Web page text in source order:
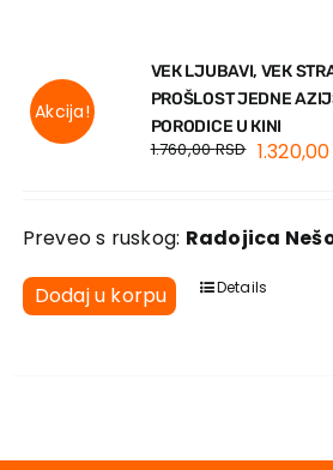
Akcija!
VEК LJUBAVI, VEК
PROŠLOST JEDNE
PORODICE U КINI
1.760,00RSD 1.320,00
Preveo s ruskog: Radojica
Dodaj u korpu Details